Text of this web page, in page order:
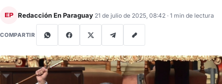
EP Redacción En Paraguay 21 de julio de 2025, 08:42 · 1 min de lectura
COMPARTIR